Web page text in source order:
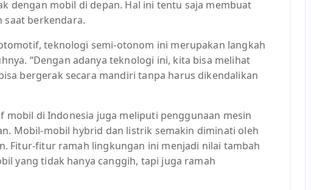
dengan mobil di depan. Hal ini tentu saja membuat
saat berkendara.
teknologi semi-otonom ini merupakan langkah
“Dengan adanya teknologi ini, kita bisa melihat
bergerak secara mandiri tanpa harus dikendalikan
di Indonesia juga meliputi penggunaan mesin
Mobil-mobil hybrid dan listrik semakin diminati oleh
Fitur-fitur ramah lingkungan ini menjadi nilai tambah
yang tidak hanya canggih, tapi juga ramah